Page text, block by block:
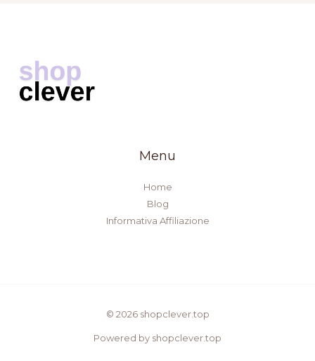
Menu
Home
Blog
Informativa Affiliazione
© 2026 shopclever.top
Powered by shopclever.top